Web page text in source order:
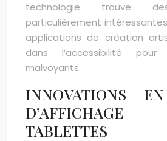
technologie trouve
particulièrement
applications de création
dans l’accessibilité pour
malvoyants.
INNOVATIONS
TABLETTES